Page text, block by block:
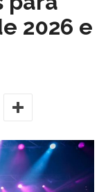
2026 e